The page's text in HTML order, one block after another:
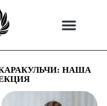
НАША